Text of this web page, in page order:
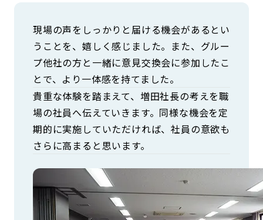
現場の声をしっかりと届ける機会があるとい
うことを、嬉しく感じました。また、グルー
プ他社の方と一緒に意見交換会に参加したこ
とで、より一体感を持てました。
貴重な体験を踏まえて、増田社長の考えを職
場の社員へ伝えていきます。同様な機会を定
期的に実施していただければ、社員の意欲も
さらに高まると思います。